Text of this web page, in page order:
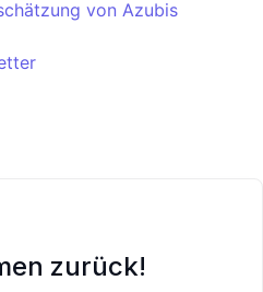
von Azubis
zurück!